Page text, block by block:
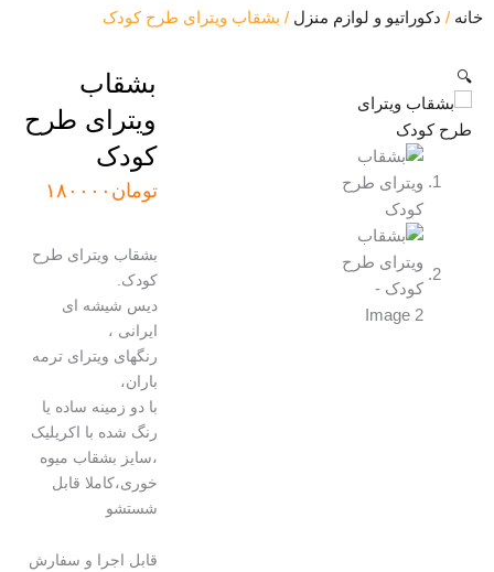
دکوراتیو و لوازم منزل / بشقاب ویترای طرح کودک
بشقاب
ویترای طرح
کودک
۱۸۰۰۰۰
بشقاب ویترای طرح
دیس شیشه ای
رنگهای ویترای ترمه
با دو زمینه ساده یا
رنگ شده با اکریلیک
،سایز بشقاب میوه
خوری،کاملا قابل
قابل اجرا و سفارش